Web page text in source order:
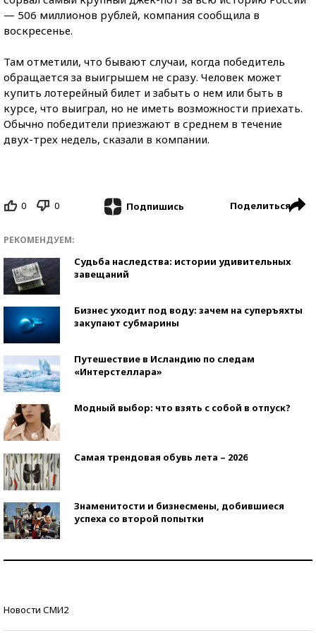
— 506 миллионов рублей, компания сообщила в
воскресенье.
Там отметили, что бывают случаи, когда победитель
обращается за выигрышем не сразу. Человек может
купить лотерейный билет и забыть о нем или быть в
курсе, что выиграл, но не иметь возможности приехать.
Обычно победители приезжают в среднем в течение
двух-трех недель, сказали в компании.
0 0 Подпишись Поделиться
РЕКОМЕНДУЕМ:
Судьба наследства: истории удивительных
завещаний
Бизнес уходит под воду: зачем на суперъяхты
закупают субмарины
Путешествие в Исландию по следам
«Интерстеллара»
Модный выбор: что взять с собой в отпуск?
Самая трендовая обувь лета – 2026
Знаменитости и бизнесмены, добившиеся
успеха со второй попытки
Новости СМИ2